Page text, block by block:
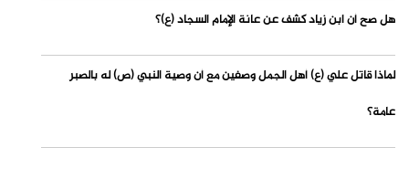
هل صح أن ابن زياد كشف عن عانة الإمام السجاد (ع)؟
لماذا قاتل علي (ع) أهل الجمل وصفين مع أن وصية النبي (ص) له بالصبر
عامة؟